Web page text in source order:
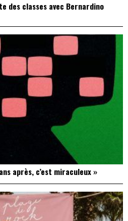
des classes avec Bernardino
après, c’est miraculeux »